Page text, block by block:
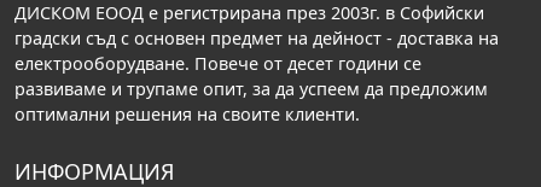
ДИСКОМ ЕООД е регистрирана през 2003г. в Софийски
градски съд с основен предмет на дейност - доставка на
електрооборудване. Повече от десет години се
развиваме и трупаме опит, за да успеем да предложим
оптимални решения на своите клиенти.
ИНФОРМАЦИЯ